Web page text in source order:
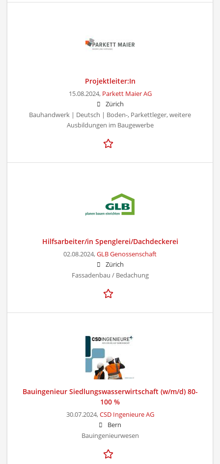
Projektleiter:In
15.08.2024, Parkett Maier AG
Zürich
Bauhandwerk | Deutsch | Boden-, Parkettleger, weitere
Ausbildungen im Baugewerbe
Hilfsarbeiter/in Spenglerei/Dachdeckerei
02.08.2024,GLB Genossenschaft
Zürich
Fassadenbau / Bedachung
Bauingenieur Siedlungswasserwirtschaft (w/m/d) 80-
100 %
30.07.2024,CSD Ingenieure AG
Bern
Bauingenieurwesen